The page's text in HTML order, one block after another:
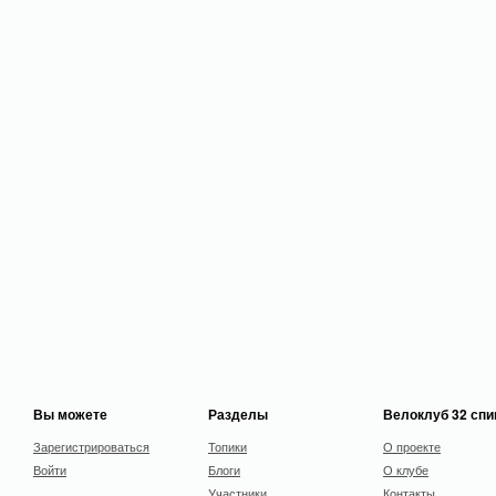
Вы можете
Зарегистрироваться
Войти
Разделы
Топики
Блоги
Велоклуб 32
О проекте
О клубе